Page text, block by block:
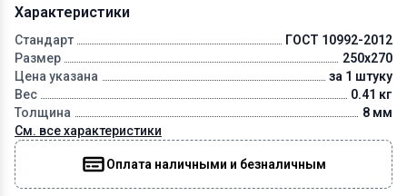
Характеристики
Стандарт
ГОСТ 10992-2012
Размер
250x270
Цена указана
за 1 штуку
Вес
0.41 кг
Толщина
8 мм
См. все характеристики
Оплата наличными и безналичным